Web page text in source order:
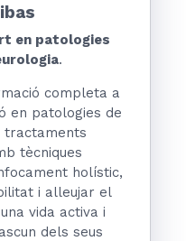
en patologies
.
completa a
en patologies de
tractaments
tècniques
holístic,
i alleujar el
vida activa i
dels seus